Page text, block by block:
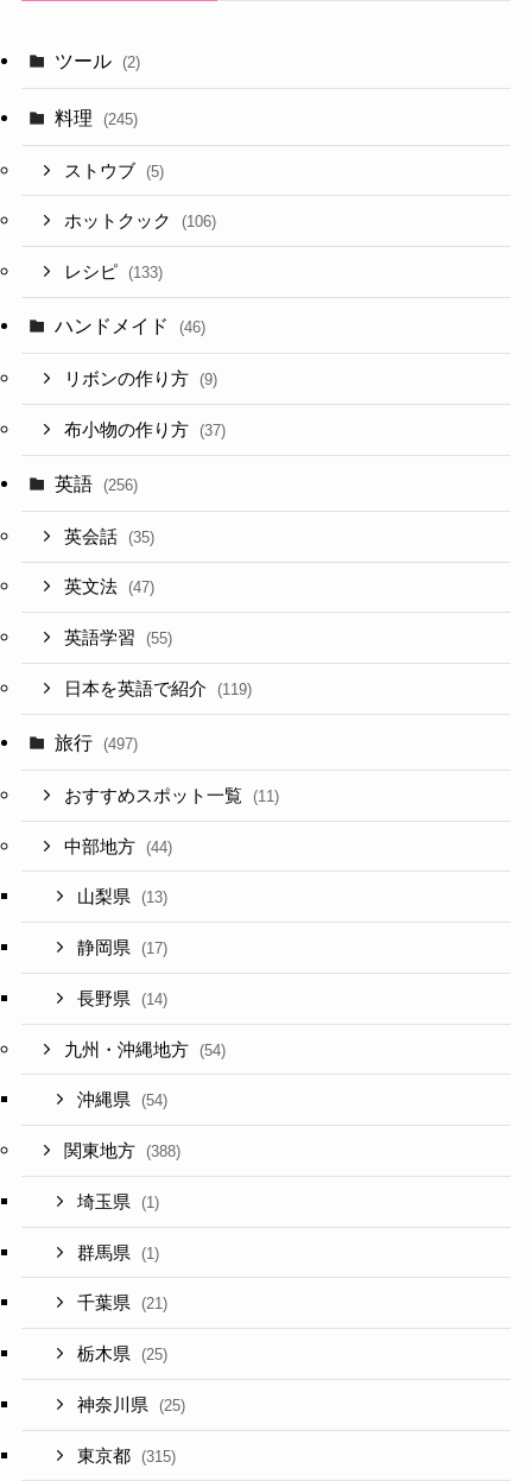
ツール (2)
料理 (245)
ストウブ (5)
ホットクック (106)
レシピ (133)
ハンドメイド (46)
リボンの作り方 (9)
布小物の作り方 (37)
英語 (256)
英会話 (35)
英文法 (47)
英語学習 (55)
日本を英語で紹介 (119)
旅行 (497)
おすすめスポット一覧 (11)
中部地方 (44)
山梨県 (13)
静岡県 (17)
長野県 (14)
九州・沖縄地方 (54)
沖縄県 (54)
関東地方 (388)
埼玉県 (1)
群馬県 (1)
千葉県 (21)
栃木県 (25)
神奈川県 (25)
東京都 (315)